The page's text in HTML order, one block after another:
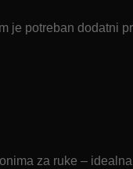
je potreban dodatni
za ruke –